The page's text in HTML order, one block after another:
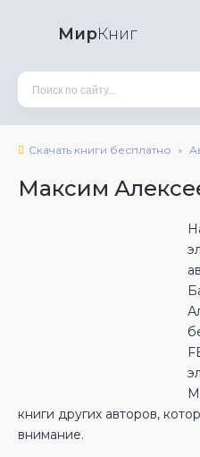
МирКниг
Скачать книги бесплатно
Максим
книги других авторов,
внимание.